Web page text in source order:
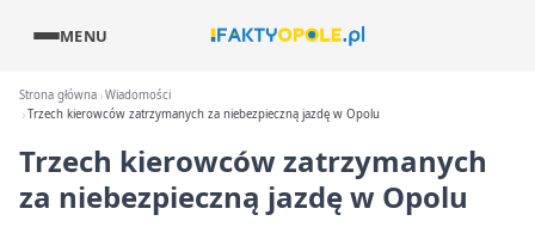
MENU
Strona główna Wiadomości
Trzech kierowców zatrzymanych za niebezpieczną jazdę w Opolu
Trzech kierowców zatrzymanych
za niebezpieczną jazdę w Opolu